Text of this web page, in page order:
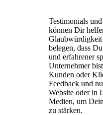
Testimonials
können Dir
Glaubwürdigkeit
belegen, dass
und erfahrener
Unternehmer
Kunden oder
Feedback und
Website oder in
Medien, um
zu stärken.